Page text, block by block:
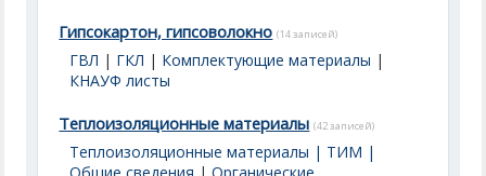
Гипсокартон, гипсоволокно (14 записей)
ГВЛ | ГКЛ | Комплектующие материалы |
КНАУФ листы
Теплоизоляционные материалы (42 записей)
Теплоизоляционные материалы | ТИМ |